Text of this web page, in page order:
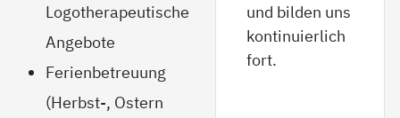
Logotherapeutische
Angebote
Ferienbetreuung
(Herbst-, Ostern
und bilden uns
kontinuierlich
fort.